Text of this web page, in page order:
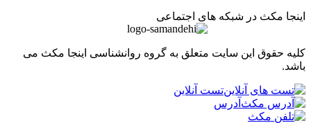
مکث در شبکه های اجتماعی
حقوق این سایت متعلق به گروه روانشناسی اینجا مکث می
تست آنلاین
آدرس